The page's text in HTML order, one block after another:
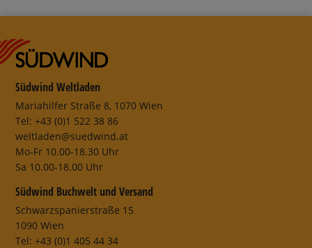
Südwind Weltladen
Mariahilfer Straße 8, 1070 Wien
Tel: +43 (0)1 522 38 86
weltladen@suedwind.at
Mo-Fr 10.00-18.30 Uhr
Sa 10.00-18.00 Uhr
Südwind Buchwelt und Versand
Schwarzspanierstraße 15
1090 Wien
Tel: +43 (0)1 405 44 34